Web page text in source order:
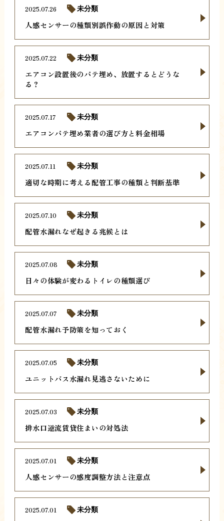
人感センサーの種類別誤作動の原因と対策
2025.07.26 未分類
エアコン設置後のパテ埋め、放置するとどうな
る？
2025.07.22 未分類
エアコンパテ埋め業者の選び方と料金相場
2025.07.17 未分類
適切な時期に考える配管工事の種類と判断基準
2025.07.11 未分類
配管水漏れなぜ起きる兆候とは
2025.07.10 未分類
日々の体験が変わるトイレの種類選び
2025.07.08 未分類
配管水漏れ予防策を知っておく
2025.07.07 未分類
ユニットバス水漏れ見逃さないために
2025.07.05 未分類
排水口逆流賃貸住まいの対処法
2025.07.03 未分類
人感センサーの感度調整方法と注意点
2025.07.01 未分類
2025.07.01 未分類